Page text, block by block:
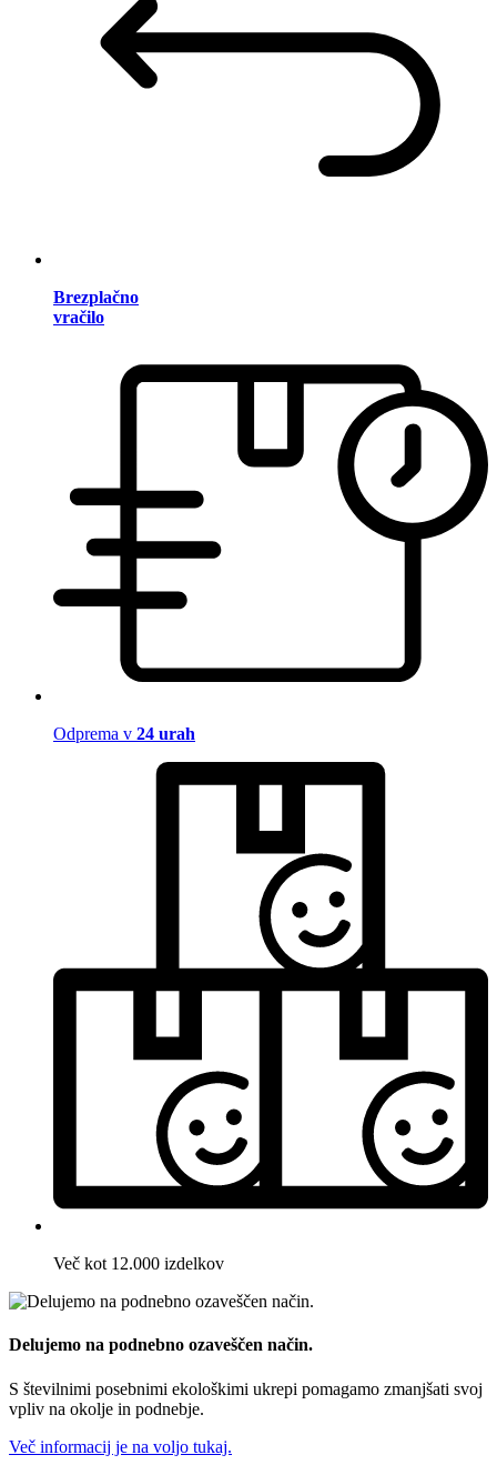
Brezplačno
vračilo
Odprema v 24 urah
Več kot 12.000 izdelkov
Delujemo na podnebno ozaveščen način.
S številnimi posebnimi ekološkimi ukrepi pomagamo zmanjšati svoj
vpliv na okolje in podnebje.
Več informacij je na voljo tukaj.